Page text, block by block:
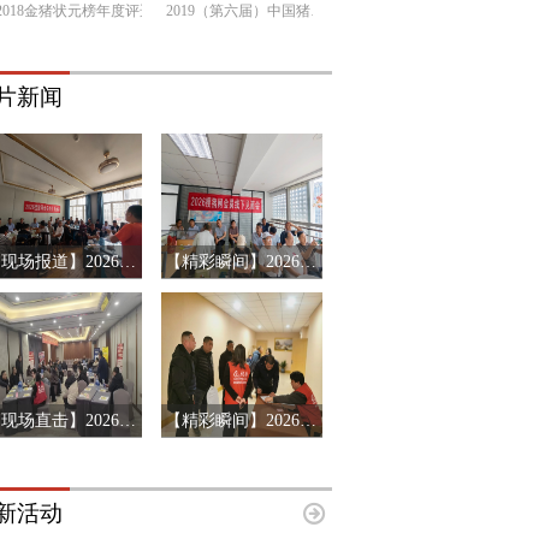
金猪状元榜年度评选 2019（第六届）中国猪产业链市场风险预警年会
新闻
【现场报道】2026年搜猪俱乐部会员见面会-山东临沂站 【精彩瞬间】2026搜猪俱乐部会员见面会-山东济南站
【现场直击】2026第十三届猪产业链风险预警年会第三站-辽宁沈阳 【精彩瞬间】2026第十三届猪产业链风险预警年会济南站
活动